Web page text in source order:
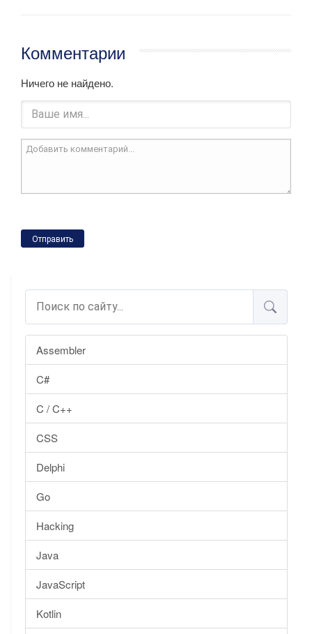
Assembler
C#
C / C++
CSS
Delphi
Go
Hacking
Java
JavaScript
Kotlin
Комментарии
Ничего не найдено.
Отправить